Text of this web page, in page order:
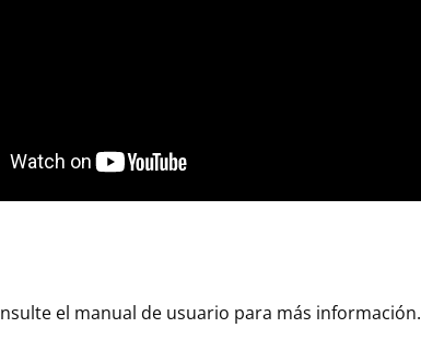
el manual de usuario para más información.